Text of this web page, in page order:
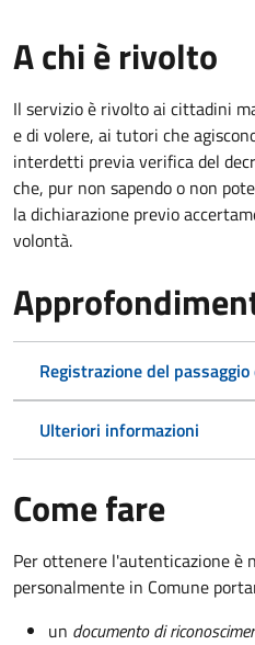
A chi è rivolto
Il servizio è rivolto ai cittadini
e di volere, ai tutori che
interdetti previa verifica del
che, pur non sapendo o non
la dichiarazione previo
volontà.
Registrazione del
Ulteriori informazioni
Come fare
Per ottenere l'autenticazione è
personalmente in Comune
un documento di